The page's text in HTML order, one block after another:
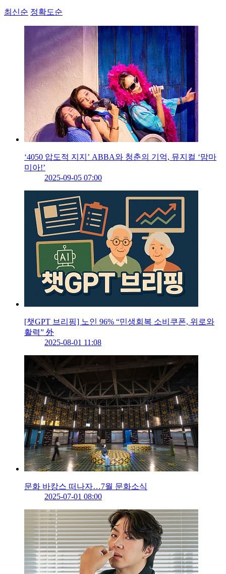
최신순 정확도순
‘4050 압도적 지지’ ABBA와 청춘의 기억, 뮤지컬 ‘맘마
미아!’
2025-09-05 07:00
[챗GPT 브리핑] 노인 96% “민생회복 소비쿠폰, 위로와
활력” 外
2025-08-01 11:08
문화 바캉스 떠나자…7월 문화소식
2025-07-01 08:00